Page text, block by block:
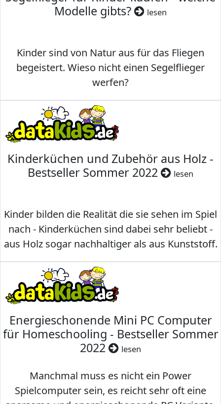
Modelle gibts?
lesen
Kinder sind von Natur aus für das Fliegen
begeistert. Wieso nicht einen Segelflieger
werfen?
Kinderküchen und Zubehör aus Holz -
Bestseller Sommer 2022
lesen
Kinder bilden die Realität die sie sehen im Spiel
nach - Kinderküchen sind dabei sehr beliebt -
aus Holz sogar nachhaltiger als aus Kunststoff.
Energieschonende Mini PC Computer
für Homeschooling - Bestseller Sommer
2022
lesen
Manchmal muss es nicht ein Power
Spielcomputer sein, es reicht sehr oft eine